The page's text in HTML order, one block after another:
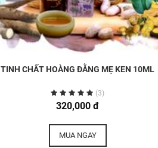
TINH CHẤT HOÀNG ĐẰNG MẸ KEN 10ML
(3)
320,000 đ
MUA NGAY